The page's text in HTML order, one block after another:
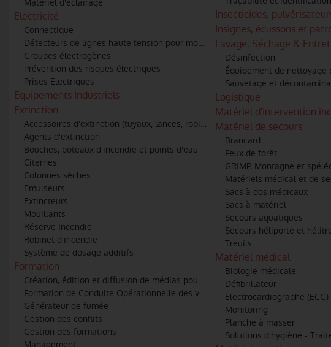
Matériel d'éclairage
Electricité
Connectique
Détecteurs de lignes haute tension pour moyens aériens
Groupes électrogènes
Prévention des risques électriques
Prises Electriques
Equipements Industriels
Extinction
Accessoires d'extinction (tuyaux, lances, robinets, raccords)
Agents d'extinction
Bouches, poteaux d'incendie et points d'eau
Citernes
Colonnes sèches
Emulseurs
Extincteurs
Mouillants
Réserve Incendie
Robinet d'incendie
Système de dosage additifs
Formation
Création, édition et diffusion de médias pour les formation à l'urgence
Formation de Conduite Opérationnelle des véhicules
Générateur de fumée
Gestion des conflits
Gestion des formations
Management
Insecticides,
Insignes, écussons et
Lavage, Séchage &
Désinfection
Équipement de nettoyage
Sauvetage et
Logistique
Matériel d'intervention
Matériel de secours
Brancard
Feux de forêt
GRIMP, Montagne et
Matériels médical et de
Sacs à dos médicaux
Sacs à matériel
Secours aquatiques
Secours héliporté et
Treuils
Matériel médical
Biologie médicale
Défibrillateur
Electrocardiographe (ECG)
Monitoring
Planche à masser
Solutions d'hygiène -